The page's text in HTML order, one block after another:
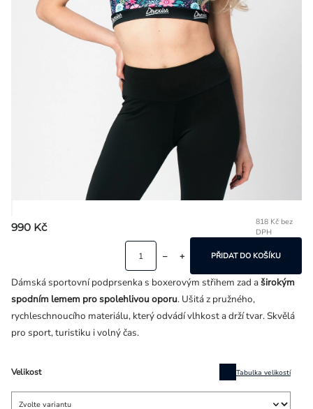
Přihlášení
990 Kč
818 Kč bez
DPH
Velikost Tabulka velikostí
PŘIDAT DO KOŠÍKU
Dámská sportovní podprsenka s boxerovým střihem zad aširokým
spodním lemem pro spolehlivou oporu. Ušitá z pružného,
rychleschnoucího materiálu, který odvádí vlhkost a drží tvar. Skvělá
pro sport, turistiku i volný čas.